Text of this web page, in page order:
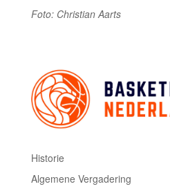
Foto: Christian Aarts
Historie
Algemene Vergadering